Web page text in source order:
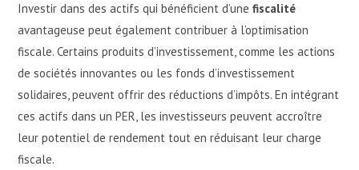
Investir dans des actifs qui bénéficient d’unefiscalité
avantageuse peut également contribuer à l’optimisation
fiscale. Certains produits d’investissement, comme les actions
de sociétés innovantes ou les fonds d’investissement
solidaires, peuvent offrir des réductions d’impôts. En intégrant
ces actifs dans un PER, les investisseurs peuvent accroître
leur potentiel de rendement tout en réduisant leur charge
fiscale.